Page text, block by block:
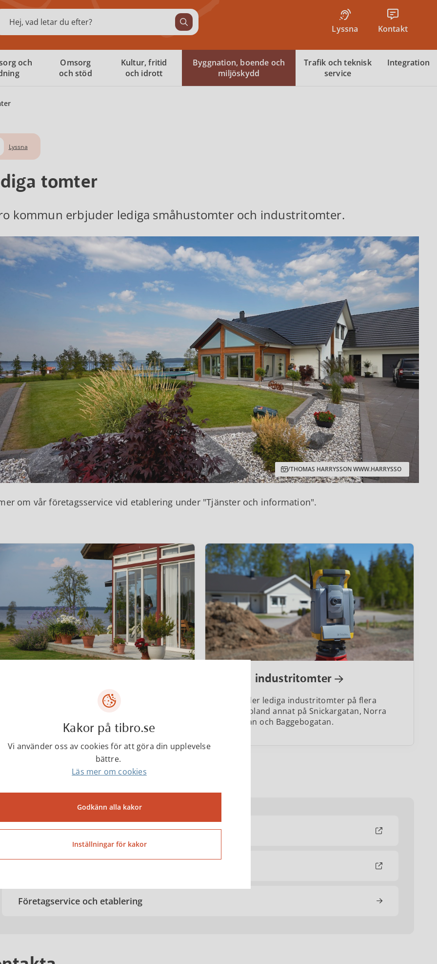
Lyssna Kontakt
och
Omsorg
och stöd
Kultur, fritid
och idrott
Byggnation, boende och
miljöskydd
Trafik och teknisk
service
Integration
Lyssna
tomter
kommun erbjuder lediga småhustomter och industritomter.
/THOMAS HARRYSSON WWW.HARRYSSO
om vår företagsservice vid etablering under "Tjänster och information".
erbjuder småhustomter i ett antal områden i
Lediga industritomter
Vi erbjuder lediga industritomter på flera
platser, bland annat på Snickargatan, Norra
Rydsgatan och Baggebogatan.
Anmälan till småhustomtkö
Företagservice och etablering
Kakor på tibro.se
Vi använder oss av cookies för att göra din upplevelse
bättre.
Läs mer om cookies
Godkänn alla kakor
Inställningar för kakor